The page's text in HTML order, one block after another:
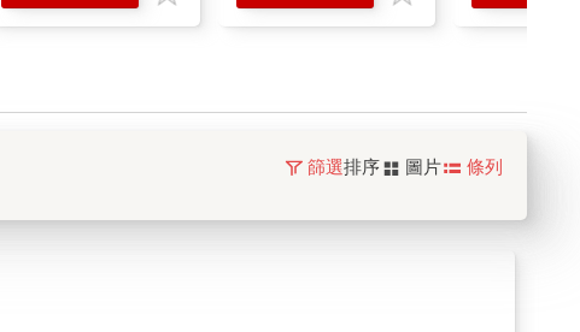
篩選排序 圖片 條列